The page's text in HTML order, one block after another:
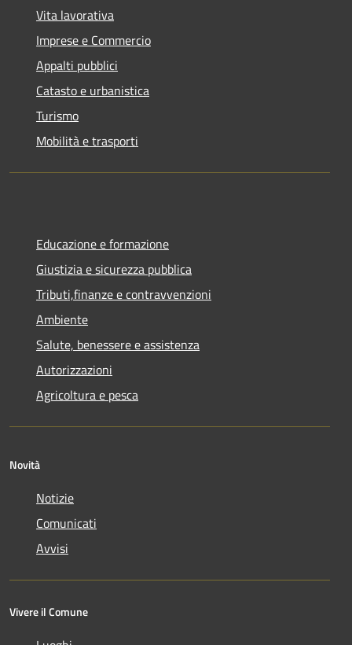
Vita lavorativa
Imprese e Commercio
Appalti pubblici
Catasto e urbanistica
Turismo
Mobilità e trasporti
Educazione e formazione
Giustizia e sicurezza pubblica
Tributi,finanze e contravvenzioni
Ambiente
Salute, benessere e assistenza
Autorizzazioni
Agricoltura e pesca
Novità
Notizie
Comunicati
Avvisi
Vivere il Comune